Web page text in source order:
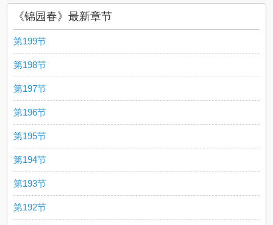
《锦园春》最新章节
第199节
第198节
第197节
第196节
第195节
第194节
第193节
第192节